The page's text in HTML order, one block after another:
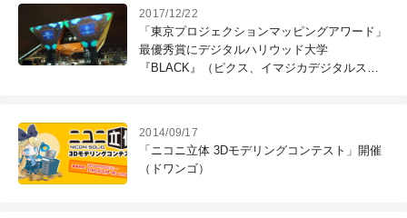
2017/12/22
「東京プロジェクションマッピングアワード」
最優秀賞にデジタルハリウッド大学
『BLACK』（ピクス、イマジカデジタルスケ
2014/09/17
「ニコニ立体 3Dモデリングコンテスト」開催
（ドワンゴ）